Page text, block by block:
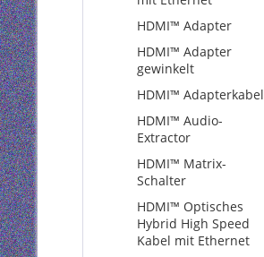
HDMI™ Adapter
HDMI™ Adapter
gewinkelt
HDMI™ Adapterkabel
HDMI™ Audio-
Extractor
HDMI™ Matrix-
Schalter
HDMI™ Optisches
Hybrid High Speed
Kabel mit Ethernet